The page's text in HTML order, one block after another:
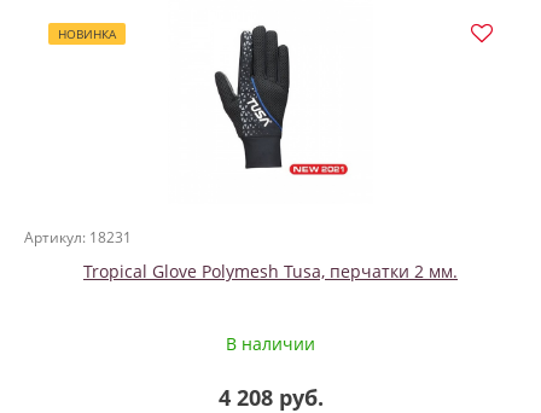
НОВИНКА
Артикул: 18231
Tropical Glove Polymesh Tusa, перчатки 2 мм.
В наличии
4 208 руб.